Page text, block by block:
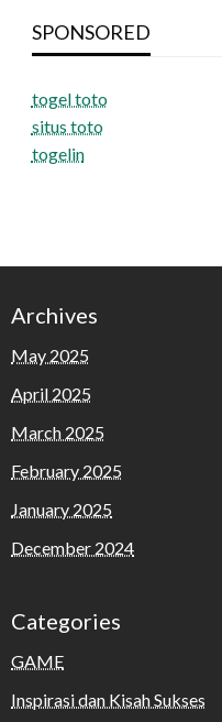
SPONSORED
togel toto
situs toto
togelin
Archives
May 2025
April 2025
March 2025
February 2025
January 2025
December 2024
Categories
GAME
Inspirasi dan Kisah Sukses